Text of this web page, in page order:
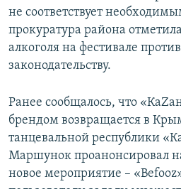
не соответствует
прокуратура района
алкоголя на фестивале
законодательству.
Ранее сообщалось, что
брендом возвращается в
танцевальной республики
Маршунок проанонсировал
новое мероприятие –